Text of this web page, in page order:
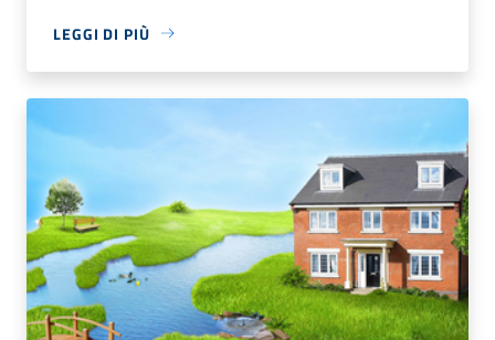
LEGGI DI PIÙ